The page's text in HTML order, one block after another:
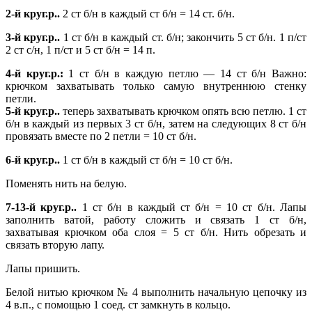
2-й круг.р.. 2 ст б/н в каждый ст б/н = 14 ст. б/н.
3-й круг.р.. 1 ст б/н в каждый ст. б/н; закончить 5 ст б/н. 1 п/ст
2 ст с/н, 1 п/ст и 5 ст б/н = 14 п.
4-й круг.р.: 1 ст б/н в каждую петлю — 14 ст б/н Важно:
крючком захватывать только самую внутреннюю стенку
петли.
5-й круг.р.. теперь захватывать крючком опять всю петлю. 1 ст
б/н в каждый из первых 3 ст б/н, затем на следующих 8 ст б/н
провязать вместе по 2 петли = 10 ст б/н.
6-й круг.р.. 1 ст б/н в каждый ст б/н = 10 ст б/н.
Поменять нить на белую.
7-13-й круг.р.. 1 ст б/н в каждый ст б/н = 10 ст б/н. Лапы
заполнить ватой, работу сложить и связать 1 ст б/н,
захватывая крючком оба слоя = 5 ст б/н. Нить обрезать и
связать вторую лапу.
Лапы пришить.
Белой нитью крючком № 4 выполнить начальную цепочку из
4 в.п., с помощью 1 соед. ст замкнуть в кольцо.